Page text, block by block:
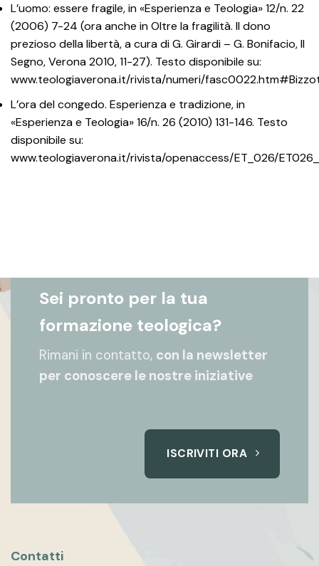
L’uomo: essere fragile, in «Esperienza e Teologia» 12/n. 22
(2006) 7-24 (ora anche in Oltre la fragilità. Il dono
prezioso della libertà, a cura di G. Girardi – G. Bonifacio, Il
Segno, Verona 2010, 11-27). Testo disponibile su:
www.teologiaverona.it/rivista/numeri/
L’ora del congedo. Esperienza e tradizione, in
«Esperienza e Teologia» 16/n. 26 (2010) 131-146. Testo
disponibile su:
www.teologiaverona.it/rivista/openaccess/ET_026/
Sei pronto per la tua
formazione teologica?
Rimani in contatto, con la newsletter
per conoscere le nostre iniziative
ISCRIVITI ORA
Contatti